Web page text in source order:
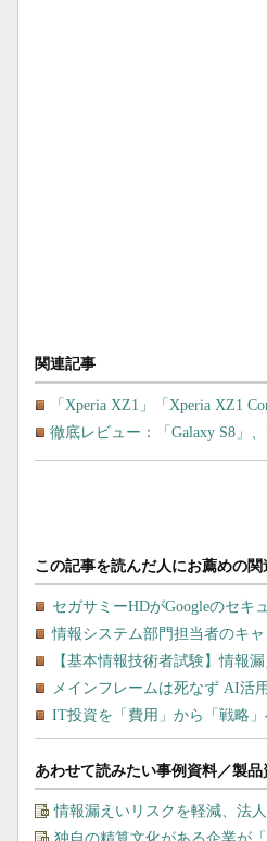
関連記事
「Xperia XZ1」「Xperia XZ1
徹底レビュー：「Galaxy S8」
あわせて読みたい事例資料／製品
情報漏えいリスクを軽減、法